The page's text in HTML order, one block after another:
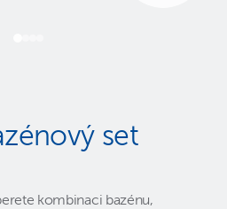
set
kombinaci bazénu,